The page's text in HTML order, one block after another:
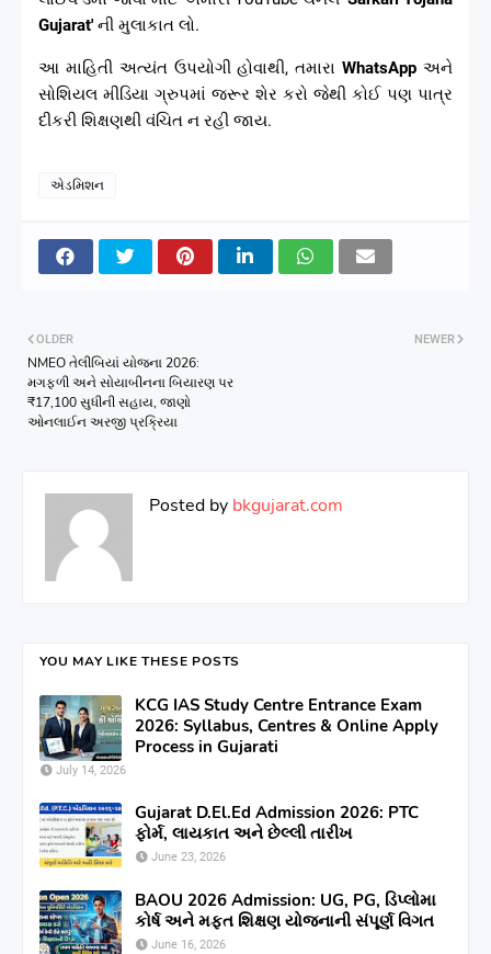
Gujarat' ની મુલાકાત લો.
આ માહિતી અત્યંત ઉપયોગી હોવાથી, તમારાWhatsApp અને
સોશિયલ મીડિયા ગ્રુપમાં જરૂર શેર કરો જેથી કોઈ પણ પાત્ર
દીકરી શિક્ષણથી વંચિત ન રહી જાય.
એડમિશન
NEWER
OLDER
NMEO તેલીબિયાં યોજના 2026:
મગફળી અને સોયાબીનના બિયારણ પર
₹17,100 સુધીની સહાય, જાણો
ઓનલાઈન અરજી પ્રક્રિયા
Posted by bkgujarat.com
YOU MAY LIKE THESE POSTS
KCG IAS Study Centre Entrance Exam
2026: Syllabus, Centres & Online Apply
Process in Gujarati
July 14, 2026
Gujarat D.El.Ed Admission 2026: PTC
ફોર્મ, લાયકાત અને છેલ્લી તારીખ
June 23, 2026
BAOU 2026 Admission: UG, PG, ડિપ્લોમા
કોર્ષ અને મફત શિક્ષણ યોજનાની સંપૂર્ણ વિગત
June 16, 2026